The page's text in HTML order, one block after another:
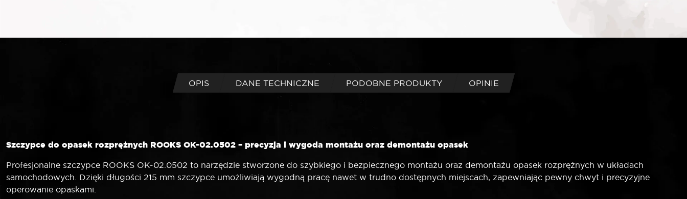
OPIS DANE TECHNICZNE PODOBNE PRODUKTY OPINIE
Szczypce do opasek rozprężnych ROOKS OK-02.0502 – precyzja i wygoda montażu oraz demontażu opasek
Profesjonalne szczypce ROOKS OK-02.0502 to narzędzie stworzone do szybkiego i bezpiecznego montażu oraz demontażu opasek rozprężnych w układach
samochodowych. Dzięki długości 215 mm szczypce umożliwiają wygodną pracę nawet w trudno dostępnych miejscach, zapewniając pewny chwyt i precyzyjne
operowanie opaskami.